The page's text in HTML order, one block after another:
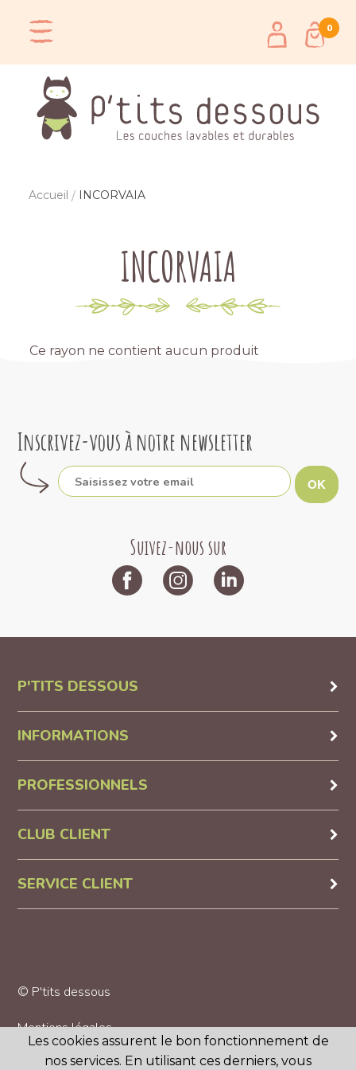
0
Accueil INCORVAIA
INCORVAIA
Ce rayon ne contient aucun produit
Inscrivez-vous à notre newsletter
OK
Suivez-nous sur
P'TITS DESSOUS
INFORMATIONS
PROFESSIONNELS
CLUB CLIENT
SERVICE CLIENT
© P'tits dessous
Mentions légales
Les cookies assurent le bon fonctionnement de
nos services. En utilisant ces derniers, vous